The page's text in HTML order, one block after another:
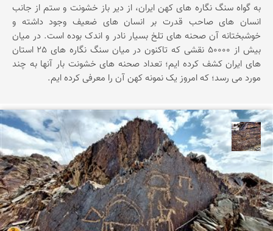
به گواه سنگ نگاره های کهن ایران، از دیر باز خشونت و ستم از جانب
انسان های صاحب قدرت بر انسان های ضعیف وجود داشته و
خوشبختانه آن صحنه های تلخ بسیار نادر و اندک بوده است. در میان
بیش از 50000 نقشی که تاکنون در میان سنگ نگاره های 25 استان
های ایران کشف کرده ایم؛ تعداد صحنه های خشونت بار آنها به چند
مورد می رسد؛ که امروز یک نمونه کهن آن را معرفی کرده ایم.
محمد ناصری فرد